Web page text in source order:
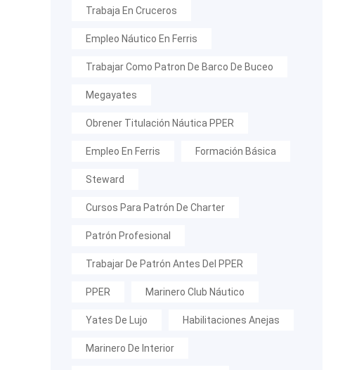
Trabaja En Cruceros
Empleo Náutico En Ferris
Trabajar Como Patron De Barco De Buceo
Megayates
Obrener Titulación Náutica PPER
Empleo En Ferris Formación Básica
Steward
Cursos Para Patrón De Charter
Patrón Profesional
Trabajar De Patrón Antes Del PPER
PPER Marinero Club Náutico
Yates De Lujo Habilitaciones Anejas
Marinero De Interior